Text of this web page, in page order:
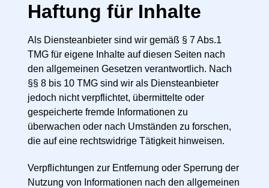
Haftung für Inhalte
Als Diensteanbieter sind wir gemäß § 7 Abs.1
TMG für eigene Inhalte auf diesen Seiten nach
den allgemeinen Gesetzen verantwortlich. Nach
§§ 8 bis 10 TMG sind wir als Diensteanbieter
jedoch nicht verpflichtet, übermittelte oder
gespeicherte fremde Informationen zu
überwachen oder nach Umständen zu forschen,
die auf eine rechtswidrige Tätigkeit hinweisen.
Verpflichtungen zur Entfernung oder Sperrung der
Nutzung von Informationen nach den allgemeinen